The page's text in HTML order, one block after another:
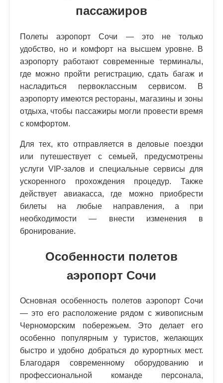
пассажиров
Полеты аэропорт Сочи — это не только
удобство, но и комфорт на высшем уровне. В
аэропорту работают современные терминалы,
где можно пройти регистрацию, сдать багаж и
насладиться первоклассным сервисом. В
аэропорту имеются рестораны, магазины и зоны
отдыха, чтобы пассажиры могли провести время
с комфортом.
Для тех, кто отправляется в деловые поездки
или путешествует с семьей, предусмотрены
услуги VIP-залов и специальные сервисы для
ускоренного прохождения процедур. Также
действует авиакасса, где можно приобрести
билеты на любые направления, а при
необходимости — внести изменения в
бронирование.
Особенности полетов
аэропорт Сочи
Основная особенность полетов аэропорт Сочи
— это его расположение рядом с живописным
Черноморским побережьем. Это делает его
особенно популярным у туристов, желающих
быстро и удобно добраться до курортных мест.
Благодаря современному оборудованию и
профессиональной команде персонала,